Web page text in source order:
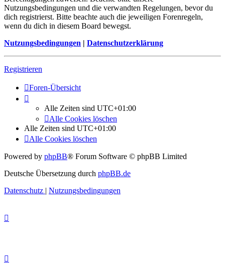
Nutzungsbedingungen und die verwandten Regelungen, bevor du
dich registrierst. Bitte beachte auch die jeweiligen Forenregeln,
wenn du dich in diesem Board bewegst.
Nutzungsbedingungen | Datenschutzerklärung
Registrieren
Foren-Übersicht
Alle Zeiten sind UTC+01:00
Alle Cookies löschen
Alle Zeiten sind UTC+01:00
Alle Cookies löschen
Powered by phpBB® Forum Software © phpBB Limited
Deutsche Übersetzung durch phpBB.de
Datenschutz | Nutzungsbedingungen